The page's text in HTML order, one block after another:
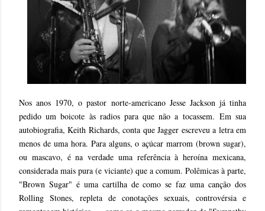
Nos anos 1970, o pastor norte-americano Jesse Jackson já tinha
pedido um boicote às radios para que não a tocassem. Em sua
autobiografia, Keith Richards, conta que Jagger escreveu a letra em
menos de uma hora. Para alguns, o açúcar marrom (brown sugar),
ou mascavo, é na verdade uma referência à heroína mexicana,
considerada mais pura (e viciante) que a comum. Polêmicas à parte,
"Brown Sugar" é uma cartilha de como se faz uma canção dos
Rolling Stones, repleta de conotações sexuais, controvérsia e